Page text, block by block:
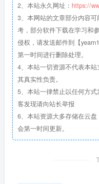
2、本站永久网址： https://
3、本网站的文章部分内容
考，部分软件下载在学习和
侵权，请发送邮件到【
第一时间进行删除处理。
4、本站一切资源不代表本
其真实性负责。
5、本站一律禁止以任何方
客发现请向站长举报
6、本站资源大多存储在云
会第一时间更新。